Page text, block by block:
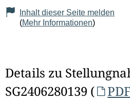
Inhalt dieser Seite melden
(Mehr Informationen)
Details zu
SG2406280139 (